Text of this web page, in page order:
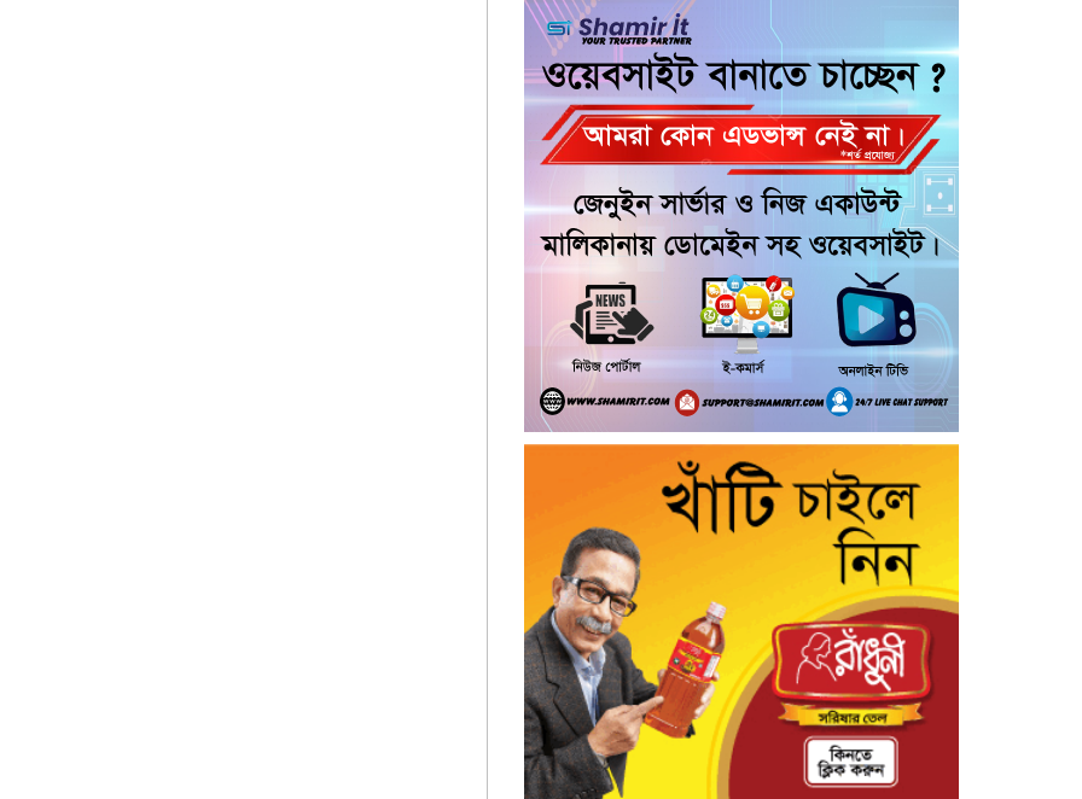
সমগ্র জাতির ” অ্যাডভোকেট জালাল
উদ্দিন এমপি
ধামরাইয়ে ট্রাক চাপায় মোটরসাইকেল
আরোহী পশু চিকিৎসক নিহত, আহত ৩
কয়রায় জুলাই ছাত্র গণঅভ্যুত্থানের ২য়
বার্ষিকী উপলক্ষে জামায়াতের দোয়া ও
গণমিছিল
জুলাই গণ-অভ্যুত্থান দিবসের অনুষ্ঠানে
গণঅধিকার পরিষদের নেতাকে হেনস্থার
অভিযোগ
গৌরনদীতে নিরাপদ অভিবাসন ও
দক্ষতা উন্নয়ন শীর্ষক সেমিনার অনুষ্ঠিত,
আশুলিয়ার বাইপাইল পাইকারি কাঁচা
বাজারে চেয়ারম্যান প্রার্থী ইসরাফিল
হোসেনের নির্বাচনী প্রচারণা
আশুলিয়ার কাঠগড়া নয়াপাড়ায় কথিত
মাদক ব্যবসার অভিযোগ, পুলিশের
হস্তক্ষেপ কামনা এলাকাবাসীর